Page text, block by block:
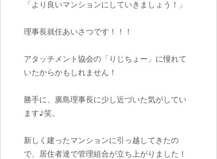
「より良いマンションにしていきましょう！」
理事長就任あいさつです！！！
アタッチメント協会の「りじちょー」に憧れて
いたからかもしれません！
勝手に、廣島理事長に少し近づいた気がしてい
ます♪笑。
新しく建ったマンションに引っ越してきたの
で、居住者達で管理組合が立ち上がりました！